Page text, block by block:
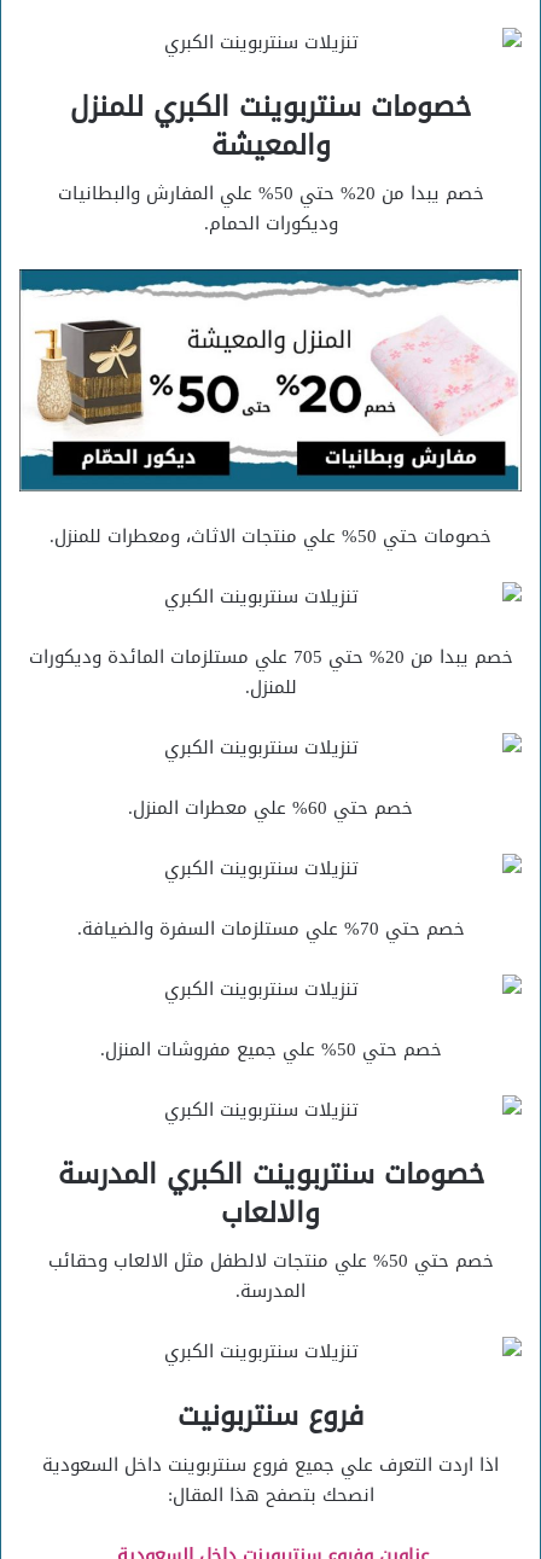
خصومات سنتربوينت الكبري للمنزل
والمعيشة
خصم يبدا من 20% حتي 50% علي المفارش والبطانيات
وديكورات الحمام.
خصومات حتي 50% علي منتجات الاثاث، ومعطرات للمنزل.
خصم يبدا من 20% حتي 705 علي مستلزمات المائدة وديكورات
للمنزل.
خصم حتي 60% علي معطرات المنزل.
خصم حتي 70% علي مستلزمات السفرة والضيافة.
خصم حتي 50% علي جميع مفروشات المنزل.
خصومات سنتربوينت الكبري المدرسة
والالعاب
خصم حتي 50% علي منتجات لالطفل مثل الالعاب وحقائب
المدرسة.
فروع سنتربونيت
اذا اردت التعرف علي جميع فروع سنتربوينت داخل السعودية
انصحك بتصفح هذا المقال: